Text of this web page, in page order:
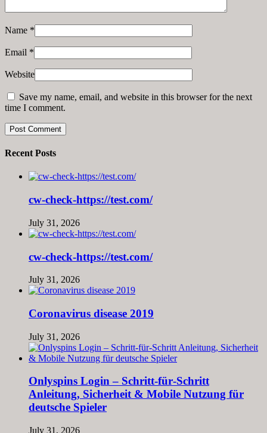
Name *
Email *
Website
Save my name, email, and website in this browser for the next
time I comment.
Recent Posts
cw-check-https://test.com/
July 31, 2026
cw-check-https://test.com/
July 31, 2026
Coronavirus disease 2019
July 31, 2026
Onlyspins Login – Schritt‑für‑Schritt
Anleitung, Sicherheit & Mobile Nutzung für
deutsche Spieler
July 31, 2026